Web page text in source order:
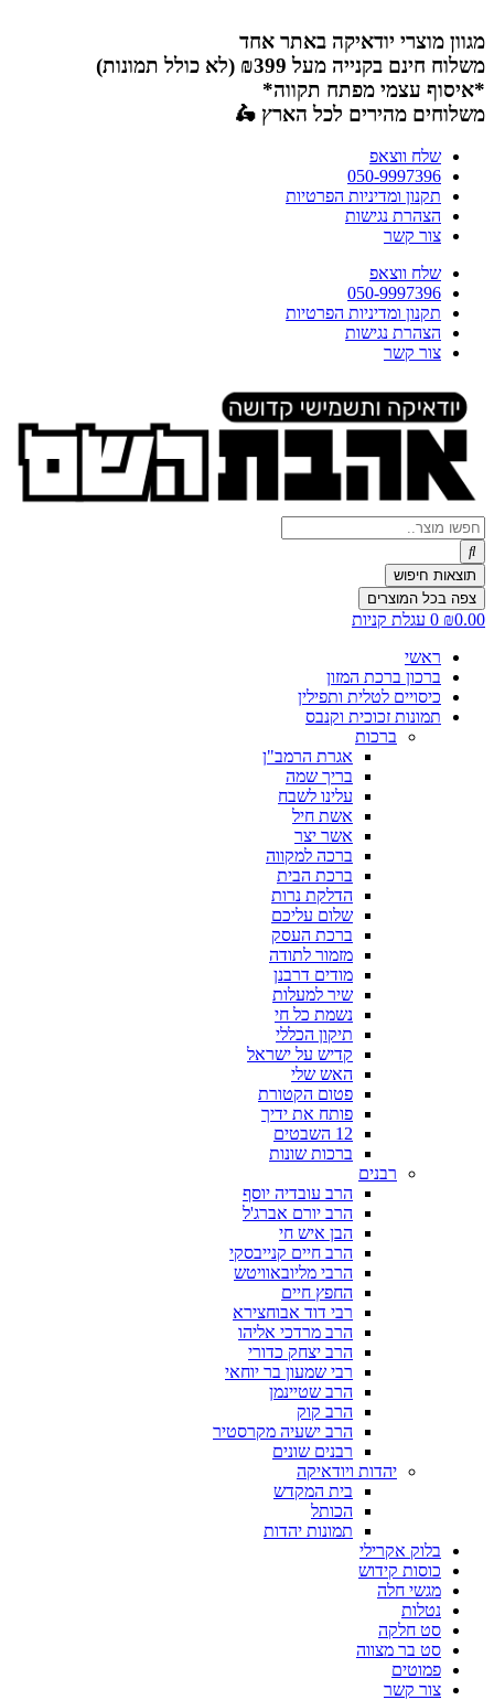
לתוכן
מגוון מוצרי יודאיקה באתר אחד
משלוח חינם בקנייה מעל ₪399 (לא כולל תמונות)
*איסוף עצמי מפתח תקווה*
משלוחים מהירים לכל הארץ 🛵
שלח ווצאפ
050-9997396
תקנון ומדיניות הפרטיות
הצהרת נגישות
צור קשר
שלח ווצאפ
050-9997396
תקנון ומדיניות הפרטיות
הצהרת נגישות
צור קשר
Search
...
תוצאות חיפוש
צפה בכל המוצרים
₪0.00
0 עגלת קניות
ראשי
ברכון ברכת המזון
כיסויים לטלית ותפילין
תמונות זכוכית וקנבס
ברכות
אגרת הרמב"ן
בריך שמה
עלינו לשבח
אשת חיל
אשר יצר
ברכה למקווה
ברכת הבית
הדלקת נרות
שלום עליכם
ברכת העסק
מזמור לתודה
מודים דרבנן
שיר למעלות
נשמת כל חי
תיקון הכללי
קדיש על ישראל
האש שלי
פטום הקטורת
פותח את ידיך
12 השבטים
ברכות שונות
רבנים
הרב עובדיה יוסף
הרב יורם אברג'ל
הבן איש חי
הרב חיים קנייבסקי
הרבי מליובאוויטש
החפץ חיים
רבי דוד אבוחצירא
הרב מרדכי אליהו
הרב יצחק כדורי
רבי שמעון בר יוחאי
הרב שטיינמן
הרב קוק
הרב ישעיה מקרסטיר
רבנים שונים
יהדות ויודאיקה
בית המקדש
הכותל
תמונות יהדות
בלוק אקרילי
כוסות קידוש
מגשי חלה
נטלות
סט חלקה
סט בר מצווה
פמוטים
צור קשר